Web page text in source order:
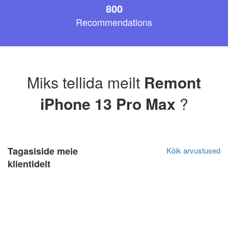
800
Recommendations
Miks tellida meilt Remont
iPhone 13 Pro Max ?
Tagasiside meie
klientidelt
Kõik arvustused